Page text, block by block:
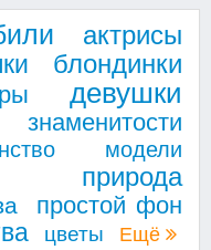
актрисы
блондинки
девушки
знаменитости
модели
природа
простой фон
цветы Ещё